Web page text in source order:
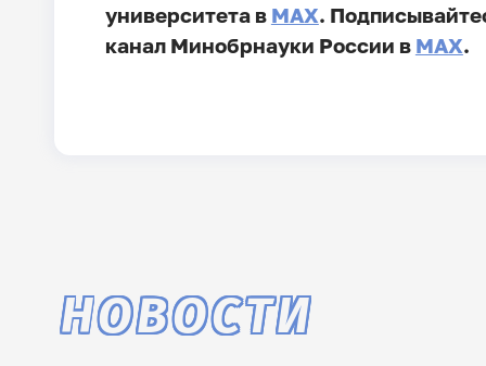
университета в MAX.
канал Минобрнауки России в MAX.
НОВОСТИ